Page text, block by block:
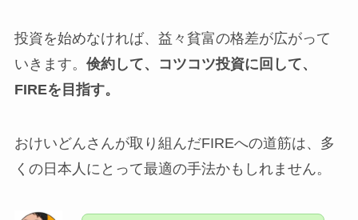
投資を始めなければ、益々貧富の格差が広がって
いきます。 倹約して、コツコツ投資に回して、
FIREを目指す。
おけいどんさんが取り組んだFIREへの道筋は、多
くの日本人にとって最適の手法かもしれません。